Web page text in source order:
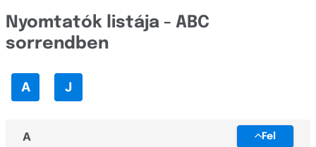
Star Micronics
TallyGenicom
Toshiba
Triumph-Adler
SPC
Nyomtatók listája - ABC
sorrendben
A J
A Fel